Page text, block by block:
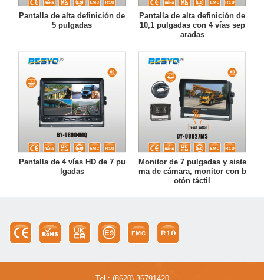
Pantalla de alta definición de
5 pulgadas
Pantalla de alta definición de
10,1 pulgadas con 4 vías sep
aradas
Pantalla de 4 vías HD de 7 pu
lgadas
Monitor de 7 pulgadas y siste
ma de cámara, monitor con b
otón táctil